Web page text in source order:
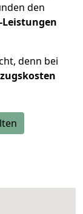
den
Leistungen
denn bei